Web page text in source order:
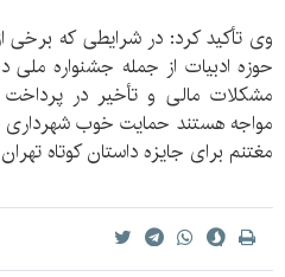
وی تأکید کرد: در شرایطی که برخی
حوزه ادبیات از جمله جشنواره
مشکلات مالی و تأخیر در
مواجه هستند حمایت خوب
مغتنم برای جایزه داستان کوتاه